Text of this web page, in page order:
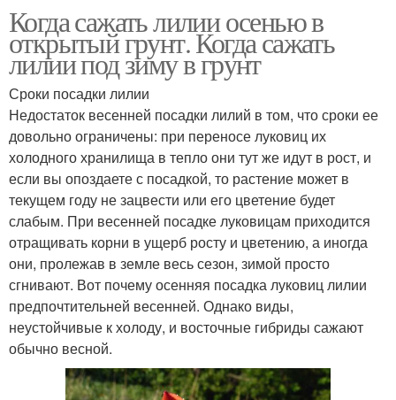
Когда сажать лилии осенью в
открытый грунт. Когда сажать
лилии под зиму в грунт
Сроки посадки лилии
Недостаток весенней посадки лилий в том, что сроки ее
довольно ограничены: при переносе луковиц их
холодного хранилища в тепло они тут же идут в рост, и
если вы опоздаете с посадкой, то растение может в
текущем году не зацвести или его цветение будет
слабым. При весенней посадке луковицам приходится
отращивать корни в ущерб росту и цветению, а иногда
они, пролежав в земле весь сезон, зимой просто
сгнивают. Вот почему осенняя посадка луковиц лилии
предпочтительней весенней. Однако виды,
неустойчивые к холоду, и восточные гибриды сажают
обычно весной.